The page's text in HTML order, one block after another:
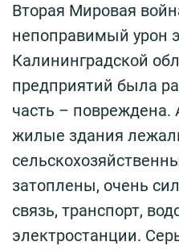
Вторая Мировая
непоправимый урон
Калининградской
предприятий была
часть –
жилые здания
затоплены, очень
связь, транспорт,
электростанции.